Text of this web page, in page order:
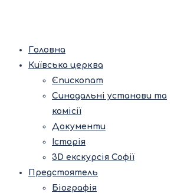
Головна
Київська церква
Єпископат
Синодальні установи та
комісії
Документи
Історія
3D екскурсія Софії
Предстоятель
Біографія